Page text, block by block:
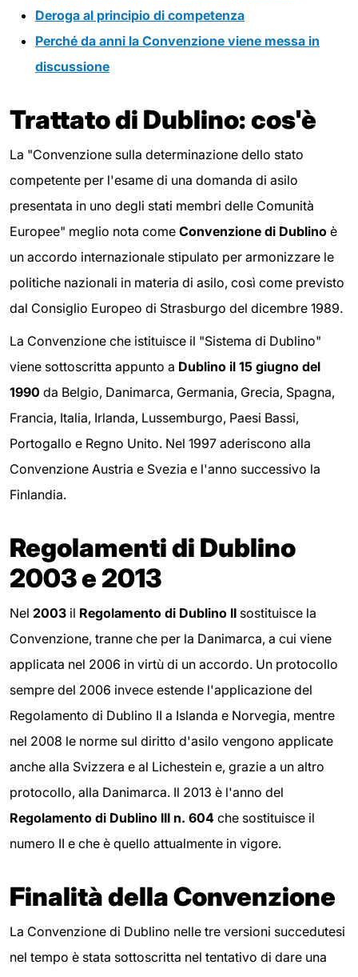
Deroga al principio di competenza
Perché da anni la Convenzione viene messa in
discussione
Trattato di Dublino: cos'è
La "Convenzione sulla determinazione dello stato
competente per l'esame di una domanda di asilo
presentata in uno degli stati membri delle Comunità
Europee" meglio nota come Convenzione di Dublino è
un accordo internazionale stipulato per armonizzare le
politiche nazionali in materia di asilo, così come previsto
dal Consiglio Europeo di Strasburgo del dicembre 1989.
La Convenzione che istituisce il "Sistema di Dublino"
viene sottoscritta appunto a Dublino il 15 giugno del
1990 da Belgio, Danimarca, Germania, Grecia, Spagna,
Francia, Italia, Irlanda, Lussemburgo, Paesi Bassi,
Portogallo e Regno Unito. Nel 1997 aderiscono alla
Convenzione Austria e Svezia e l'anno successivo la
Finlandia.
Regolamenti di Dublino
2003 e 2013
Nel 2003 il Regolamento di Dublino II sostituisce la
Convenzione, tranne che per la Danimarca, a cui viene
applicata nel 2006 in virtù di un accordo. Un protocollo
sempre del 2006 invece estende l'applicazione del
Regolamento di Dublino II a Islanda e Norvegia, mentre
nel 2008 le norme sul diritto d'asilo vengono applicate
anche alla Svizzera e al Lichestein e, grazie a un altro
protocollo, alla Danimarca. Il 2013 è l'anno del
Regolamento di Dublino III n. 604 che sostituisce il
numero II e che è quello attualmente in vigore.
Finalità della Convenzione
La Convenzione di Dublino nelle tre versioni succedutesi
nel tempo è stata sottoscritta nel tentativo di dare una